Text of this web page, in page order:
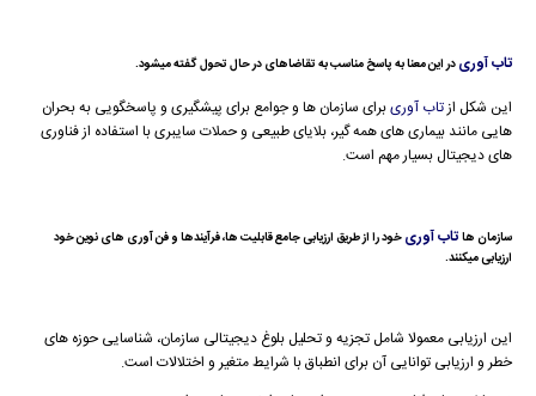
تاب آوریدر این معنا به پاسخ مناسب به تقاضاهای در حال تحول گفته میشود.
این شکل ازتاب آوریبرای سازمان ها و جوامع برای پیشگیری و پاسخگویی به بحران
هایی مانند بیماری های همه گیر، بلایای طبیعی و حملات سایبری با استفاده از فناوری
های دیجیتال بسیار مهم است.
سازمان هاتاب آوریخود را از طریق ارزیابی جامع قابلیت ها، فرآیندها و فن آوری های نوین خود
ارزیابی میکنند.
این ارزیابی معمولا شامل تجزیه و تحلیل بلوغ دیجیتالی سازمان، شناسایی حوزه های
خطر و ارزیابی توانایی آن برای انطباق با شرایط متغیر و اختلالات است.